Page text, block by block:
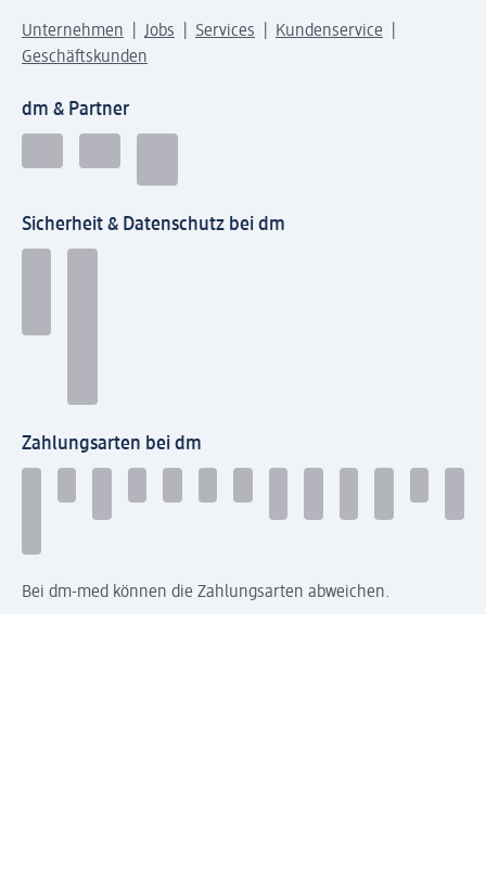
Unternehmen Jobs Services
Kundenservice
Geschäftskunden
dm & Partner
Sicherheit & Datenschutz bei dm
Zahlungsarten bei dm
Bei dm-med können die Zahlungsarten abweichen.